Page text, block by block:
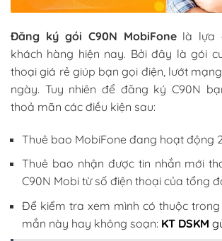
Đăng ký gói C90N MobiFonelà lựa
khách hàng hiện nay. Bởi đây là gói
thoại giá rẻ giúp bạn gọi điện, lướt
ngày. Tuy nhiên để đăng ký C90N
thoả mãn các điều kiện sau:
Thuê bao MobiFone đang hoạt động
Thuê bao nhận được tin nhắn mới
C90N Mobi từ số điện thoại của tổng
Để kiểm tra xem mình có thuộc
mắn này hay không soạn: KT DSKM